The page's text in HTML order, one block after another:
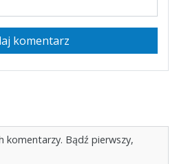
komentarz
komentarzy. Bądź pierwszy,